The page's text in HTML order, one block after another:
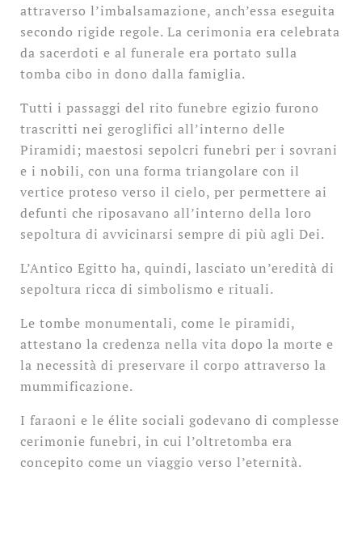
attraverso l’imbalsamazione, anch’essa eseguita
secondo rigide regole. La cerimonia era celebrata
da sacerdoti e al funerale era portato sulla
tomba cibo in dono dalla famiglia.
Tutti i passaggi del rito funebre egizio furono
trascritti nei geroglifici all’interno delle
Piramidi; maestosi sepolcri funebri per i sovrani
e i nobili, con una forma triangolare con il
vertice proteso verso il cielo, per permettere ai
defunti che riposavano all’interno della loro
sepoltura di avvicinarsi sempre di più agli Dei.
L’Antico Egitto ha, quindi, lasciato un’eredità di
sepoltura ricca di simbolismo e rituali.
Le tombe monumentali, come le piramidi,
attestano la credenza nella vita dopo la morte e
la necessità di preservare il corpo attraverso la
mummificazione.
I faraoni e le élite sociali godevano di complesse
cerimonie funebri, in cui l’oltretomba era
concepito come un viaggio verso l’eternità.